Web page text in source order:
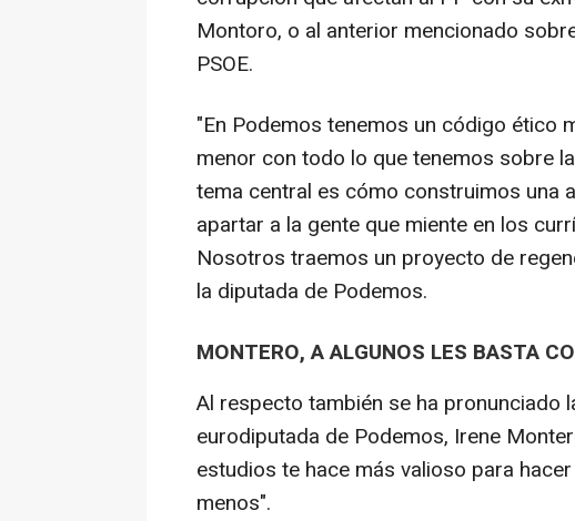
Montoro, o al anterior mencionado
PSOE.
"En Podemos tenemos un código ético
menor con todo lo que tenemos sobre
tema central es cómo construimos una
apartar a la gente que miente en los
Nosotros traemos un proyecto de
la diputada de Podemos.
MONTERO, A ALGUNOS LES BASTA
Al respecto también se ha pronunciado
eurodiputada de Podemos, Irene
estudios te hace más valioso para
menos".